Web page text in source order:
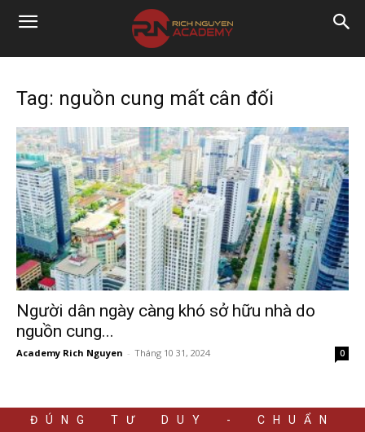
Tag: nguồn cung mất cân đối
Người dân ngày càng khó sở hữu nhà do
nguồn cung...
Academy Rich Nguyen - Tháng 10 31, 2024 0
ĐÚNG TƯ DUY - CHUẨN